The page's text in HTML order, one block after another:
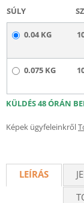
SÚLY
0.04 KG
0.075 KG
KÜLDÉS 48 ÓRÁN
Képek ügyfeleinkről
LEÍRÁS